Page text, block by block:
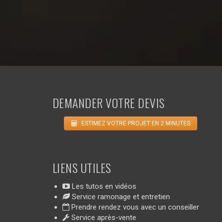
DEMANDER VOTRE DEVIS
ESTIMEZ VOTRE PROJET EN 2 MINUTES
LIENS UTILES
Les tutos en vidéos
Service ramonage et entretien
Prendre rendez vous avec un conseiller
Service après-vente